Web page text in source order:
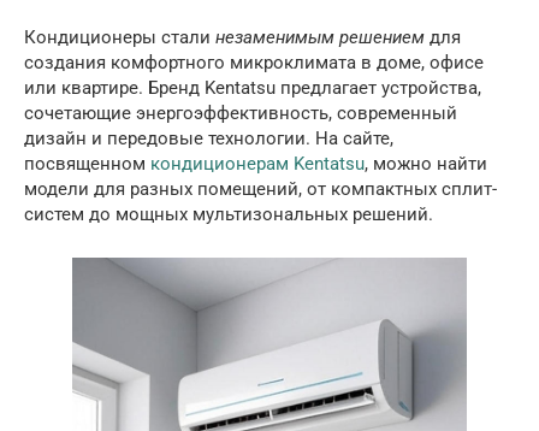
Кондиционеры стали незаменимым решением для
создания комфортного микроклимата в доме, офисе
или квартире. Бренд Kentatsu предлагает устройства,
сочетающие энергоэффективность, современный
дизайн и передовые технологии. На сайте,
посвященном кондиционерам Kentatsu, можно найти
модели для разных помещений, от компактных сплит-
систем до мощных мультизональных решений.